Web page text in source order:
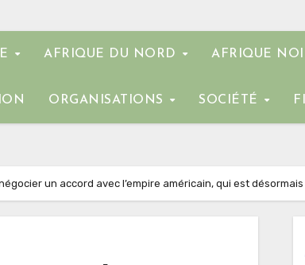
AFRIQUE DU NORD AFRIQUE
ORGANISATIONS SOCIÉTÉ
un accord avec l’empire américain, qui est